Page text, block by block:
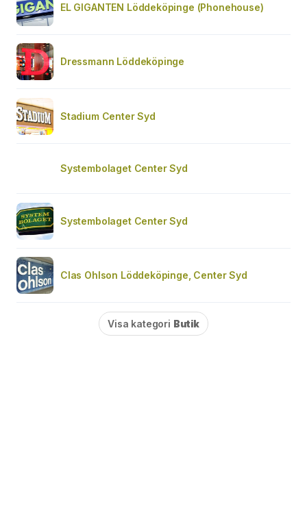
EL GIGANTEN Löddeköpinge (Phonehouse)
Dressmann Löddeköpinge
Stadium Center Syd
Systembolaget Center Syd
Systembolaget Center Syd
Clas Ohlson Löddeköpinge, Center Syd
Visa kategori Butik